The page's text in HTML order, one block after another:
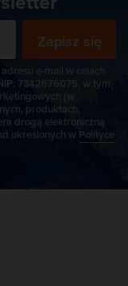
Zapisz się
e-mail w celach
7342676075, w tym
(w
produktach,
drogą elektroniczną
określonych w Polityce